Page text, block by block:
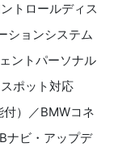
トロールディス
ションシステム
ントパーソナル
ポット対応
）／BMWコネ
ナビ・アップデ